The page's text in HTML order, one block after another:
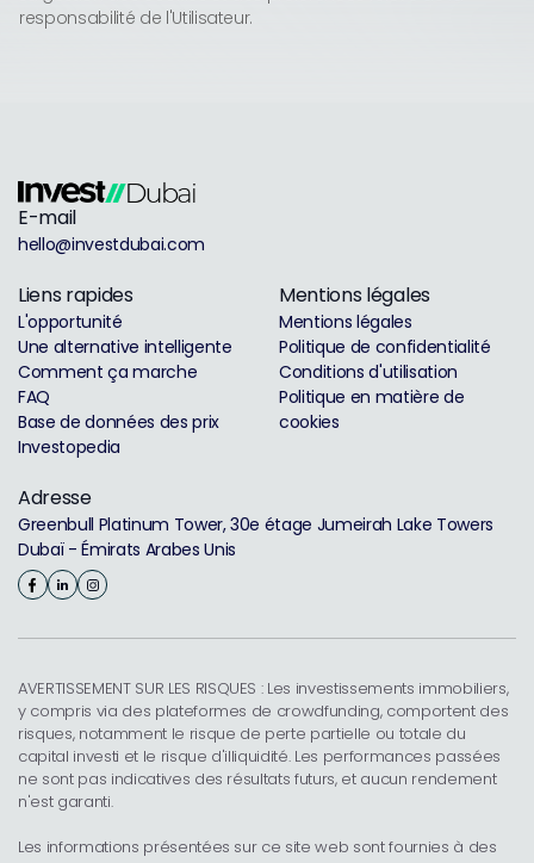
responsabilité de l'Utilisateur.
E-mail
hello@investdubai.com
Liens rapides
L'opportunité
Une alternative intelligente
Comment ça marche
FAQ
Base de données des prix
Investopedia
Mentions légales
Mentions légales
Politique de confidentialité
Conditions d'utilisation
Politique en matière de
cookies
Adresse
Greenbull Platinum Tower, 30e étage Jumeirah Lake Towers
Dubaï - Émirats Arabes Unis
AVERTISSEMENT SUR LES RISQUES : Les investissements immobiliers,
y compris via des plateformes de crowdfunding, comportent des
risques, notamment le risque de perte partielle ou totale du
capital investi et le risque d'illiquidité. Les performances passées
ne sont pas indicatives des résultats futurs, et aucun rendement
n'est garanti.
Les informations présentées sur ce site web sont fournies à des